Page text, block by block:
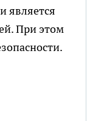
является
При этом